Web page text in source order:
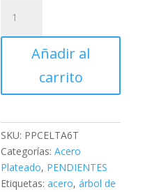
Árbol
Acero
PPCELTA6TAñadir al
carrito
SKU: PPCELTA6T
Categorías:Acero
Plateado, PENDIENTES
Etiquetas:acero,árbol de